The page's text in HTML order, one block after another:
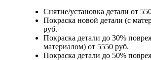
Снятие/установка детали от
Покраска новой детали (с
руб.
Покраска детали до 30%
материалом) от 5550 руб.
Покраска детали до 50%